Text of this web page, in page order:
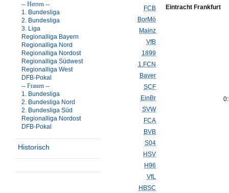
-- Herren --
1. Bundesliga
2. Bundesliga
3. Liga
Regionalliga Bayern
Regionalliga Nord
Regionalliga Nordost
Regionalliga Südwest
Regionalliga West
DFB-Pokal
-- Frauen --
1. Bundesliga
2. Bundesliga Nord
2. Bundesliga Süd
Regionalliga Nordost
DFB-Pokal
Historisch
FCB
BorMö
Mainz
VfB
1899
1.FCN
Bayer
SCF
EinBr
SVW
FCA
BVB
S04
HSV
H96
VfL
HBSC
Eintracht Frankfurt